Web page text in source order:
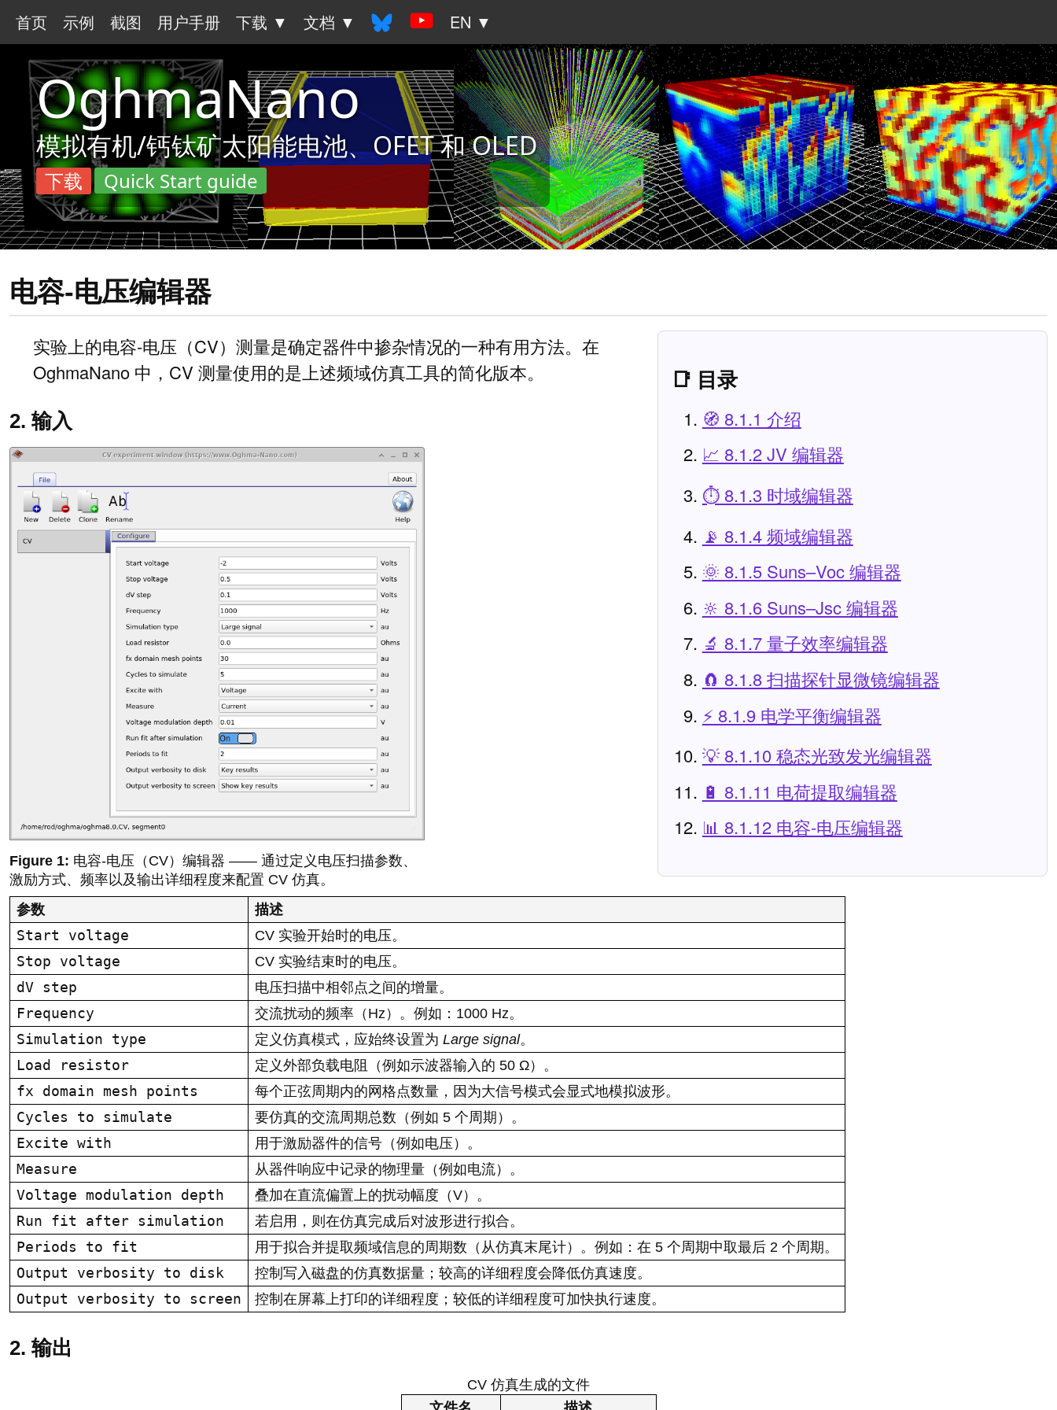
首页 示例 截图 用户手册 下载 ▼ 文档 ▼ EN ▼
OghmaNano
模拟有机/钙钛矿太阳能电池、OFET 和 OLED
下载 Quick Start guide
电容-电压编辑器
📑 目录
🧭 8.1.1 介绍
📈 8.1.2 JV 编辑器
⏱️ 8.1.3 时域编辑器
📡 8.1.4 频域编辑器
🌞 8.1.5 Suns–Voc 编辑器
🔆 8.1.6 Suns–Jsc 编辑器
🔬 8.1.7 量子效率编辑器
🧲 8.1.8 扫描探针显微镜编辑器
⚡ 8.1.9 电学平衡编辑器
💡 8.1.10 稳态光致发光编辑器
🔋 8.1.11 电荷提取编辑器
📊 8.1.12 电容-电压编辑器
实验上的电容-电压（CV）测量是确定器件中掺杂情况的一种有用方法。在
OghmaNano 中，CV 测量使用的是上述频域仿真工具的简化版本。
2. 输入
电容-电压（CV）编辑器 —— 通过定义电压扫描参数、
激励方式、频率以及输出详细程度来配置 CV 仿真。
参数
描述
Start voltage CV 实验开始时的电压。
Stop voltage CV 实验结束时的电压。
dV step 电压扫描中相邻点之间的增量。
Frequency 交流扰动的频率（Hz）。例如：1000 Hz。
Simulation type 定义仿真模式，应始终设置为 Large signal。
Load resistor 定义外部负载电阻（例如示波器输入的 50 Ω）。
fx domain mesh points 每个正弦周期内的网格点数量，因为大信号模式会显式地模拟波形。
Cycles to simulate 要仿真的交流周期总数（例如 5 个周期）。
Excite with 用于激励器件的信号（例如电压）。
Measure 从器件响应中记录的物理量（例如电流）。
Voltage modulation depth 叠加在直流偏置上的扰动幅度（V）。
Run fit after simulation 若启用，则在仿真完成后对波形进行拟合。
Periods to fit 用于拟合并提取频域信息的周期数（从仿真末尾计）。例如：在 5 个周期中取最后 2 个周期。
Output verbosity to disk 控制写入磁盘的仿真数据量；较高的详细程度会降低仿真速度。
Output verbosity to screen 控制在屏幕上打印的详细程度；较低的详细程度可加快执行速度。
2. 输出
CV 仿真生成的文件